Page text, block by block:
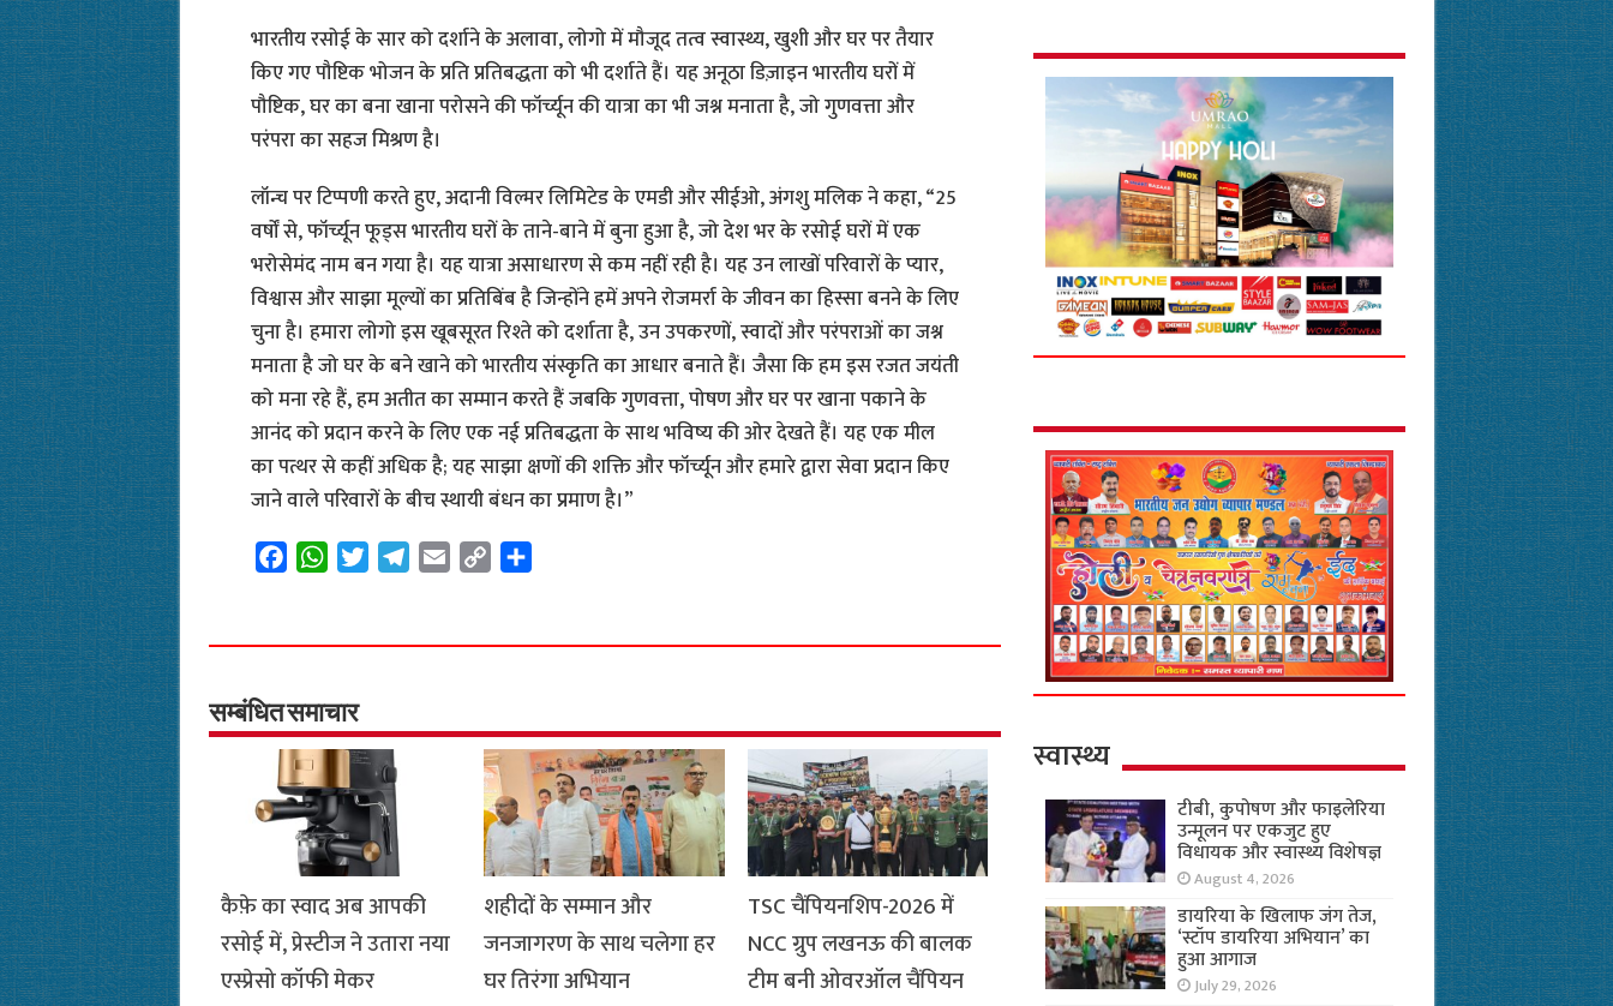
भारतीय रसोई के सार को दर्शाने के अलावा, लोगो में मौजूद तत्व स्वास्थ्य, खुशी और घर पर तैयार
किए गए पौष्टिक भोजन के प्रति प्रतिबद्धता को भी दर्शाते हैं। यह अनूठा डिज़ाइन भारतीय घरों में
पौष्टिक, घर का बना खाना परोसने की फॉर्च्यून की यात्रा का भी जश्न मनाता है, जो गुणवत्ता और
परंपरा का सहज मिश्रण है।
लॉन्च पर टिप्पणी करते हुए, अदानी विल्मर लिमिटेड के एमडी और सीईओ, अंगशु मलिक ने कहा, “25
वर्षों से, फॉर्च्यून फूड्स भारतीय घरों के ताने-बाने में बुना हुआ है, जो देश भर के रसोई घरों में एक
भरोसेमंद नाम बन गया है। यह यात्रा असाधारण से कम नहीं रही है। यह उन लाखों परिवारों के प्यार,
विश्वास और साझा मूल्यों का प्रतिबिंब है जिन्होंने हमें अपने रोजमर्रा के जीवन का हिस्सा बनने के लिए
चुना है। हमारा लोगो इस खूबसूरत रिश्ते को दर्शाता है, उन उपकरणों, स्वादों और परंपराओं का जश्न
मनाता है जो घर के बने खाने को भारतीय संस्कृति का आधार बनाते हैं। जैसा कि हम इस रजत जयंती
को मना रहे हैं, हम अतीत का सम्मान करते हैं जबकि गुणवत्ता, पोषण और घर पर खाना पकाने के
आनंद को प्रदान करने के लिए एक नई प्रतिबद्धता के साथ भविष्य की ओर देखते हैं। यह एक मील
का पत्थर से कहीं अधिक है; यह साझा क्षणों की शक्ति और फॉर्च्यून और हमारे द्वारा सेवा प्रदान किए
जाने वाले परिवारों के बीच स्थायी बंधन का प्रमाण है।”
F
e
o
o
k
W
t
A
p
T
t
r
T
e
a
E
i
C
y
n
k
S
r
सम्बंधित समाचार
कैफ़े का स्वाद अब आपकी
रसोई में, प्रेस्टीज ने उतारा नया
एस्प्रेसो कॉफी मेकर
शहीदों के सम्मान और
जनजागरण के साथ चलेगा हर
घर तिरंगा अभियान
TSC चैंपियनशिप-2026 में
NCC ग्रुप लखनऊ की बालक
टीम बनी ओवरऑल चैंपियन
स्वास्थ्य
टीबी, कुपोषण और फाइलेरिया
उन्मूलन पर एकजुट हुए
विधायक और स्वास्थ्य विशेषज्ञ
August 4, 2026
डायरिया के खिलाफ जंग तेज,
‘स्टॉप डायरिया अभियान’ का
हुआ आगाज
July 29, 2026